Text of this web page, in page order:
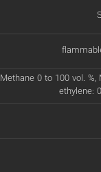
Methane 0 to 100 vol.
ethylene: